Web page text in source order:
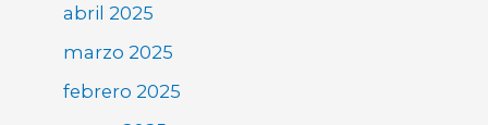
abril 2025
marzo 2025
febrero 2025